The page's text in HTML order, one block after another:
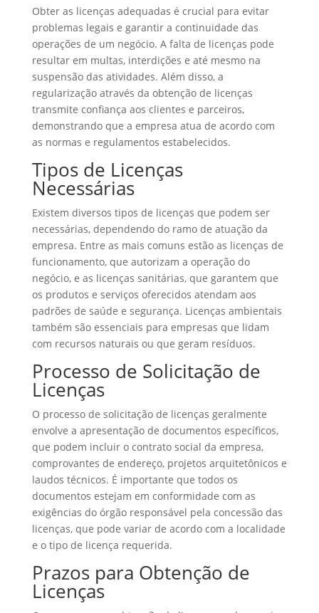
Obter as licenças adequadas é crucial para evitar
problemas legais e garantir a continuidade das
operações de um negócio. A falta de licenças pode
resultar em multas, interdições e até mesmo na
suspensão das atividades. Além disso, a
regularização através da obtenção de licenças
transmite confiança aos clientes e parceiros,
demonstrando que a empresa atua de acordo com
as normas e regulamentos estabelecidos.
Tipos de Licenças
Necessárias
Existem diversos tipos de licenças que podem ser
necessárias, dependendo do ramo de atuação da
empresa. Entre as mais comuns estão as licenças de
funcionamento, que autorizam a operação do
negócio, e as licenças sanitárias, que garantem que
os produtos e serviços oferecidos atendam aos
padrões de saúde e segurança. Licenças ambientais
também são essenciais para empresas que lidam
com recursos naturais ou que geram resíduos.
Processo de Solicitação de
Licenças
O processo de solicitação de licenças geralmente
envolve a apresentação de documentos específicos,
que podem incluir o contrato social da empresa,
comprovantes de endereço, projetos arquitetônicos e
laudos técnicos. É importante que todos os
documentos estejam em conformidade com as
exigências do órgão responsável pela concessão das
licenças, que pode variar de acordo com a localidade
e o tipo de licença requerida.
Prazos para Obtenção de
Licenças